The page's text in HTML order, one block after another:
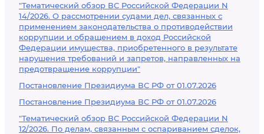
"Тематический обзор ВС Российской Федерации N
14/2026. О рассмотрении судами дел, связанных с
применением законодательства о противодействии
коррупции и обращением в доход Российской
Федерации имущества, приобретенного в результате
нарушения требований и запретов, направленных на
предотвращение коррупции"
Постановление Президиума ВС РФ от 01.07.2026
Постановление Президиума ВС РФ от 01.07.2026
"Тематический обзор ВС Российской Федерации N
12/2026. По делам, связанным с оспариванием сделок,